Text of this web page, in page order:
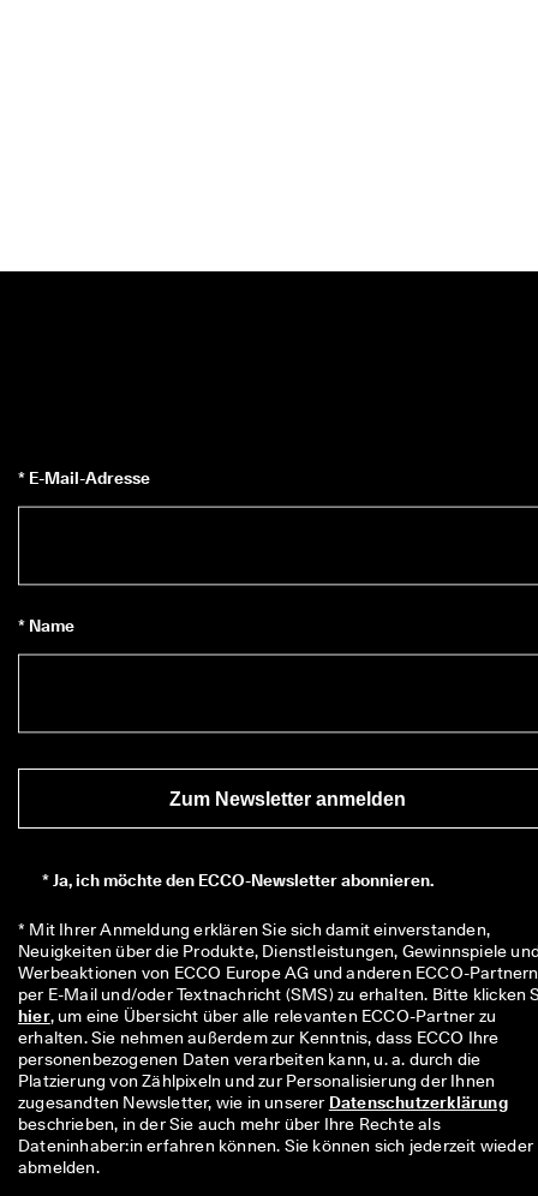
* E-Mail-Adresse
* Name
Zum Newsletter anmelden
* Ja, ich möchte den ECCO-Newsletter abonnieren.
* Mit Ihrer Anmeldung erklären Sie sich damit einverstanden,
Neuigkeiten über die Produkte, Dienstleistungen, Gewinnspiele
Werbeaktionen von ECCO Europe AG und anderen ECCO-Partnern
hier, um eine Übersicht über alle relevanten ECCO-Partner zu
erhalten. Sie nehmen außerdem zur Kenntnis, dass ECCO Ihre
personenbezogenen Daten verarbeiten kann, u. a. durch die
Platzierung von Zählpixeln und zur Personalisierung der Ihnen
zugesandten Newsletter, wie in unserer Datenschutzerklärung
beschrieben, in der Sie auch mehr über Ihre Rechte als
Dateninhaber:in erfahren können. Sie können sich jederzeit wieder
abmelden.